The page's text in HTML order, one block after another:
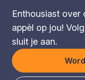
Enthousiast over
appèl op jou!
sluit je aan.